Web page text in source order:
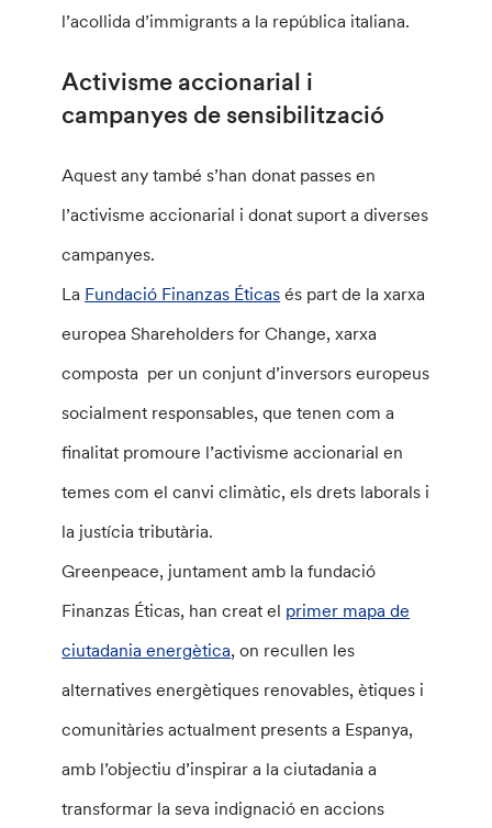
l’acollida d’immigrants a la república italiana.
Activisme accionarial i
campanyes de sensibilització
Aquest any també s’han donat passes en
l’activisme accionarial i donat suport a diverses
campanyes.
La Fundació Finanzas Éticas és part de la xarxa
europea Shareholders for Change, xarxa
composta per un conjunt d’inversors europeus
socialment responsables, que tenen com a
finalitat promoure l’activisme accionarial en
temes com el canvi climàtic, els drets laborals i
la justícia tributària.
Greenpeace, juntament amb la fundació
Finanzas Éticas, han creat el primer mapa de
ciutadania energètica, on recullen les
alternatives energètiques renovables, ètiques i
comunitàries actualment presents a Espanya,
amb l’objectiu d’inspirar a la ciutadania a
transformar la seva indignació en accions